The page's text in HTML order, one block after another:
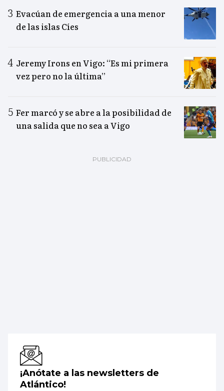
Evacúan de emergencia a una menor
de las islas Cíes
Jeremy Irons en Vigo: “Es mi primera
vez pero no la última”
Fer marcó y se abre a la posibilidad de
una salida que no sea a Vigo
¡Anótate a las newsletters de
Atlántico!